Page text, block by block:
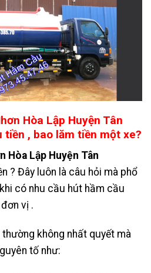
Hòa Lập Huyện Tân
tiền , bao lăm tiền một xe?
Hòa Lập Huyện Tân
? Đây luôn là câu hỏi mà phổ
có nhu cầu hút hầm cầu
vị .
thường không nhất quyết mà
tố như: